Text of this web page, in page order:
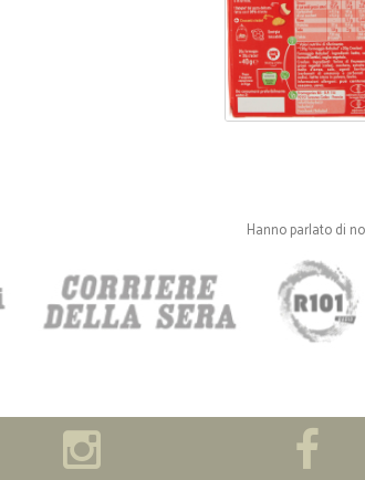
Hanno parlato di